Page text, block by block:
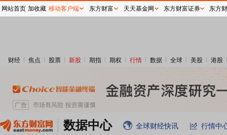
财经 焦点 股票 新股 期指 期权 行情 数据 全球 美股 港股
数据中心 全球财经快讯 行情中
网站首页 加收藏 移动客户端 东方财富 天天基金网 东方财富证券 东方